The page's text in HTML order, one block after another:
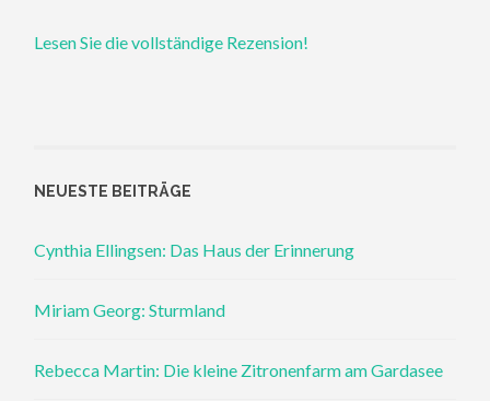
Lesen Sie die vollständige Rezension!
NEUESTE BEITRÄGE
Cynthia Ellingsen: Das Haus der Erinnerung
Miriam Georg: Sturmland
Rebecca Martin: Die kleine Zitronenfarm am Gardasee